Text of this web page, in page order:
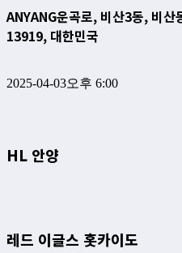
ANYANG운곡로, 비산3동, 비산
13919, 대한민국
2025-04-03오후 6:00
HL 안양
레드 이글스 홋카이도